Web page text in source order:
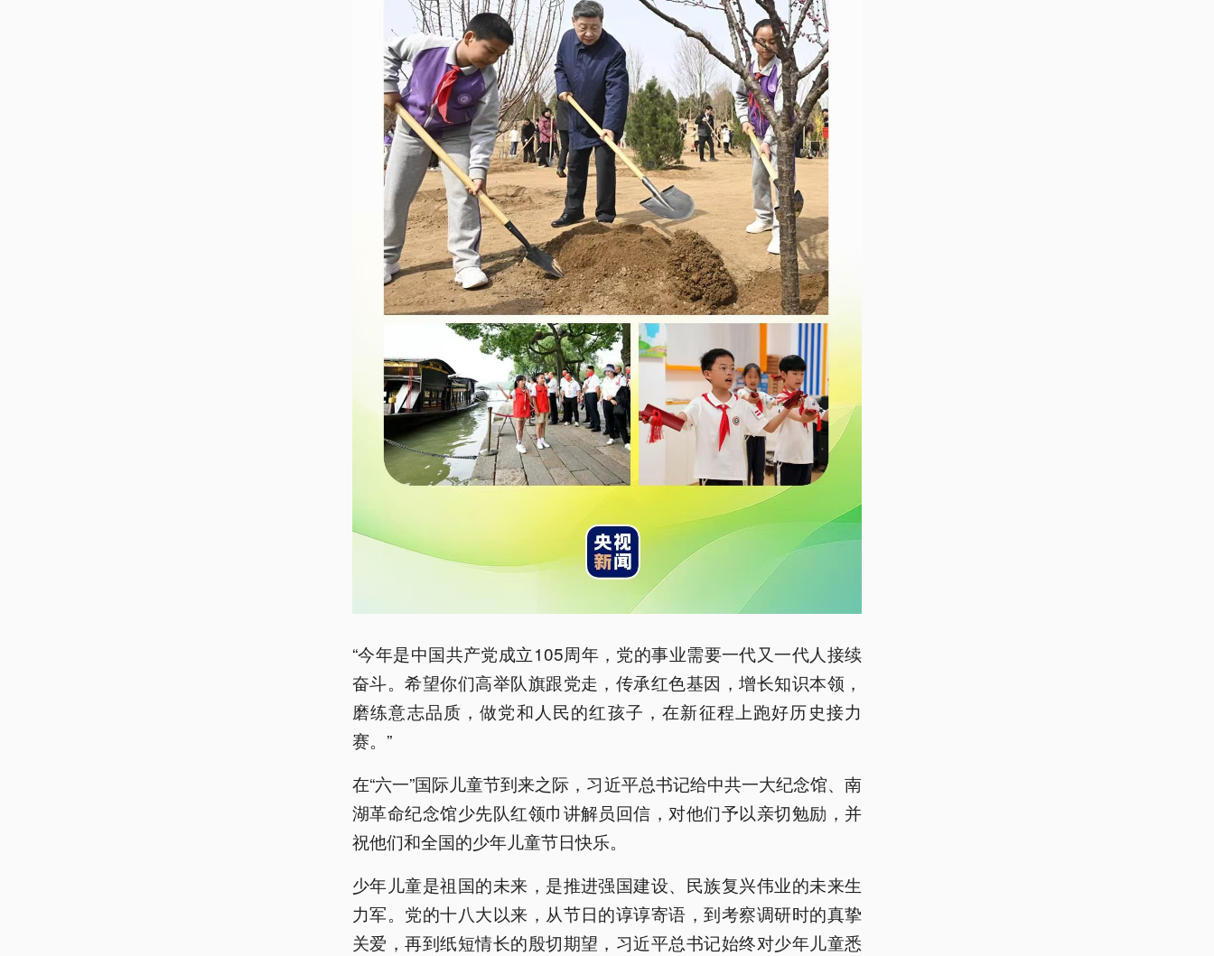
“今年是中国共产党成立105周年，党的事业需要一代又一代人接续
奋斗。希望你们高举队旗跟党走，传承红色基因，增长知识本领，
磨练意志品质，做党和人民的红孩子，在新征程上跑好历史接力
赛。”
在“六一”国际儿童节到来之际，习近平总书记给中共一大纪念馆、南
湖革命纪念馆少先队红领巾讲解员回信，对他们予以亲切勉励，并
祝他们和全国的少年儿童节日快乐。
少年儿童是祖国的未来，是推进强国建设、民族复兴伟业的未来生
力军。党的十八大以来，从节日的谆谆寄语，到考察调研时的真挚
关爱，再到纸短情长的殷切期望，习近平总书记始终对少年儿童悉